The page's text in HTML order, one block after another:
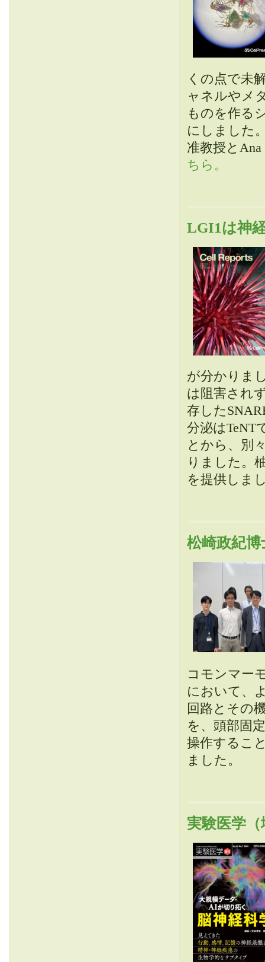
くの点で未
ャネルやメ
ものを作る
にしました
准教授と
ちら。
LGI1は神
が分かりま
は阻害され
存した
分泌はTeNT
とから、別
りました。
を提供しま
松崎政紀
コモンマー
において、
回路とその
を、頭部固
操作するこ
ました。
実験医学